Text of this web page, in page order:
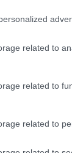
related to
related to
related to